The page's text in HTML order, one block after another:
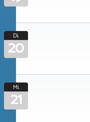
Di.
20
Mi.
21